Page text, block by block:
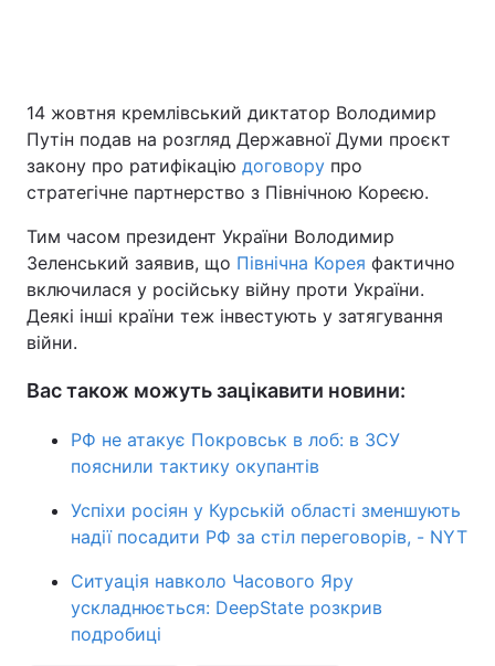
14 жовтня кремлівський диктатор Володимир
Путін подав на розгляд Державної Думи проєкт
закону про ратифікацію договору про
стратегічне партнерство з Північною Кореєю.
Тим часом президент України Володимир
Зеленський заявив, що Північна Корея фактично
включилася у російську війну проти України.
Деякі інші країни теж інвестують у затягування
війни.
Вас також можуть зацікавити новини:
РФ не атакує Покровськ в лоб: в ЗСУ
пояснили тактику окупантів
Успіхи росіян у Курській області зменшують
надії посадити РФ за стіл переговорів, - NYT
Ситуація навколо Часового Яру
ускладнюється: DeepState розкрив
подробиці